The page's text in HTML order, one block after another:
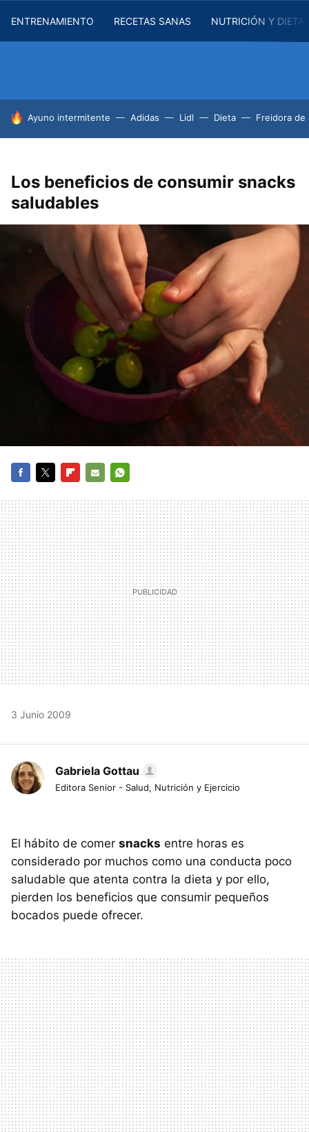
ENTRENAMIENTO RECETAS SANAS NUTRICIÓN Y
HOY SE HABLA DE
Ayuno intermitente Adidas Lidl Dieta Freidora de
Los beneficios de consumir snacks
saludables
MAIL
3 Junio 2009
Gabriela Gottau
Editora Senior - Salud, Nutrición y Ejercicio
El hábito de comer snacks entre horas es
considerado por muchos como una conducta poco
saludable que atenta contra la dieta y por ello,
pierden los beneficios que consumir pequeños
bocados puede ofrecer.